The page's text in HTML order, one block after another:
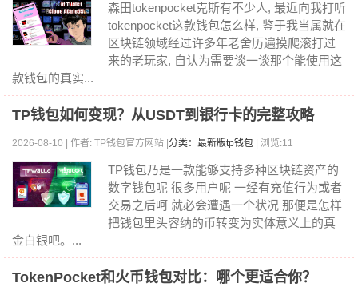
森田tokenpocket克斯有不少人, 最近向我打听
tokenpocket这款钱包怎么样, 鉴于我当属就在
区块链领域经过许多年老舍历遍摸爬滚打过
来的老玩家, 自认为需要谈一谈那个能使用这
款钱包的真实...
TP钱包如何变现？从USDT到银行卡的完整攻略
2026-08-10 | 作者: TP钱包官方网站 | 分类：最新版tp钱包 | 浏览:11
TP钱包乃是一款能够支持多种区块链资产的
数字钱包呢 很多用户呢 一经有充值行为或者
交易之后呵 就必会遭遇一个状况 那便是怎样
把钱包里头容纳的币转变为实体意义上的真
金白银吧。...
TokenPocket和火币钱包对比：哪个更适合你？